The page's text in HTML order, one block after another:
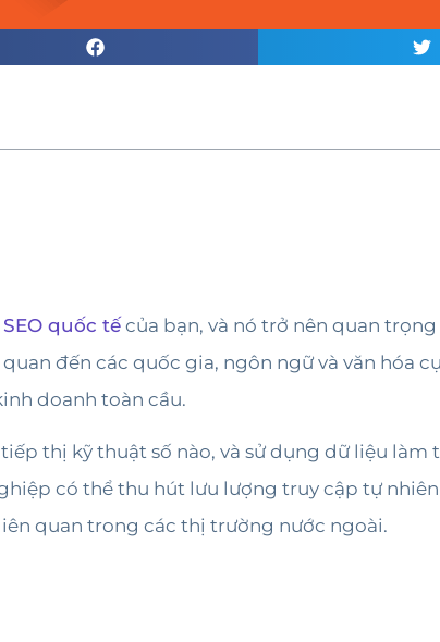
quốc tế của bạn, và nó trở nên quan
đến các quốc gia, ngôn ngữ và văn hóa
doanh toàn cầu.
thị kỹ thuật số nào, và sử dụng dữ liệu làm
có thể thu hút lưu lượng truy cập tự
quan trong các thị trường nước ngoài.